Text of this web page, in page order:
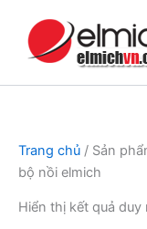
Trang chủ / Sản
bộ nồi elmich
Hiển thị kết quả duy